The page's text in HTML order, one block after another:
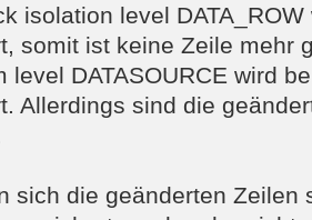
isolation level
somit ist keine Zeile mehr
level DATASOURCE wird
Allerdings sind die
sich die geänderten Zeilen